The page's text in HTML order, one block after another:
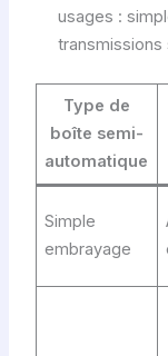
usages :
transmissions
Type de
boîte semi-
automatique
Simple
embrayage